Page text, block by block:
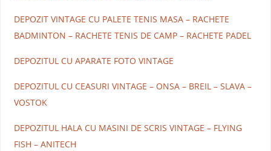
DEPOZIT VINTAGE CU PALETE TENIS MASA – RACHETE
BADMINTON – RACHETE TENIS DE CAMP – RACHETE PADEL
DEPOZITUL CU APARATE FOTO VINTAGE
DEPOZITUL CU CEASURI VINTAGE – ONSA – BREIL – SLAVA –
VOSTOK
DEPOZITUL HALA CU MASINI DE SCRIS VINTAGE – FLYING
FISH – ANITECH